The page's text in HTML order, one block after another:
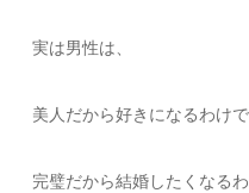
実は男性は、
美人だから好きになるわけで
完璧だから結婚したくなる